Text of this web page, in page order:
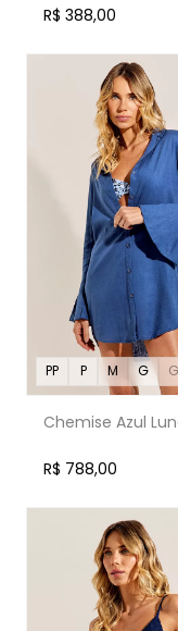
R$ 388,00
PP P M G
Chemise Azul
R$ 788,00